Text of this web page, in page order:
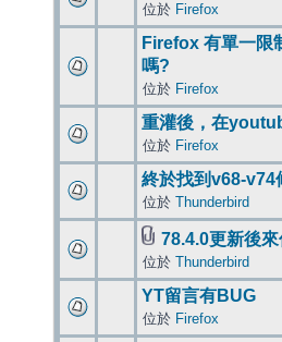
位於 Firefox
Firefox 有單一限
嗎?
位於 Firefox
重灌後，在
位於 Firefox
終於找到v68-v74
位於 Thunderbird
78.4.0更新後
位於 Thunderbird
YT留言有BUG
位於 Firefox